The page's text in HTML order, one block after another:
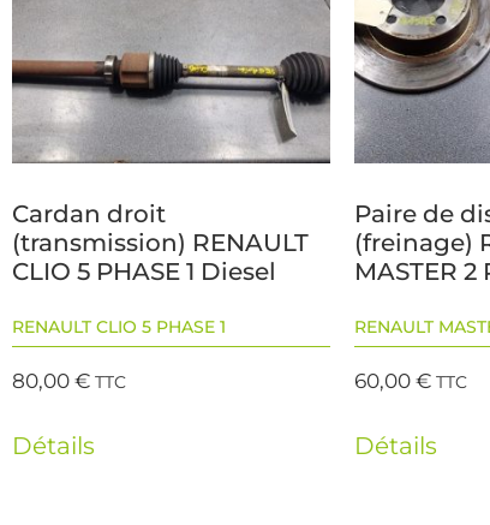
Cardan droit
(transmission) RENAULT
CLIO 5 PHASE 1 Diesel
RENAULT CLIO 5 PHASE 1
80,00€ TTC
Détails
Paire de
(freinage)
MASTER 2
RENAULT
60,00€ TTC
Détails